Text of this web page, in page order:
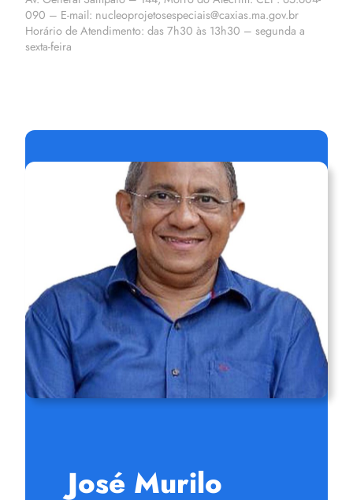
090 – E-mail: nucleoprojetosespeciais@caxias.ma.gov.br
Horário de Atendimento: das 7h30 às 13h30 – segunda a
sexta-feira
José Murilo